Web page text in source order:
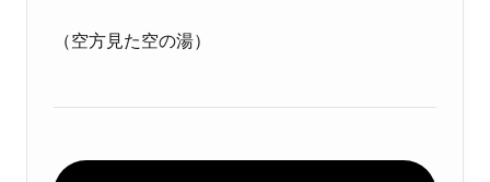
（空方見た空の湯）